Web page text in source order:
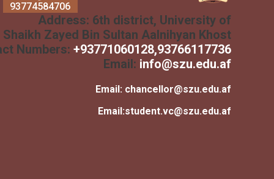
93774584706
Address:6th district, University of
Shaikh Zayed Bin Sultan Aalnihyan Khost
Contact Numbers: +93771060128,93766117736
Email:info@szu.edu.af
Email: chancellor@szu.edu.af
Email:student.vc@szu.edu.af